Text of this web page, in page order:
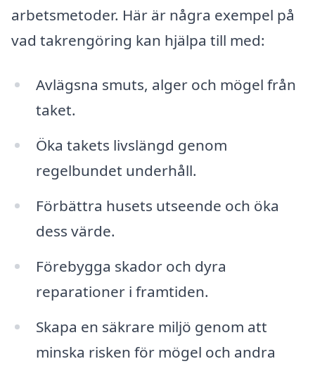
arbetsmetoder. Här är några exempel på
vad takrengöring kan hjälpa till med:
Avlägsna smuts, alger och mögel från
taket.
Öka takets livslängd genom
regelbundet underhåll.
Förbättra husets utseende och öka
dess värde.
Förebygga skador och dyra
reparationer i framtiden.
Skapa en säkrare miljö genom att
minska risken för mögel och andra